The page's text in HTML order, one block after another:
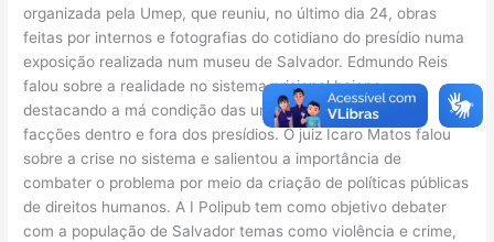
organizada pela Umep, que reuniu, no último dia 24, obras
feitas por internos e fotografias do cotidiano do presídio numa
exposição realizada num museu de Salvador. Edmundo Reis
falou sobre a realidade no sistema prisional baiano,
destacando a má condição das unidades e o papel das
facções dentro e fora dos presídios. O juiz Ícaro Matos falou
sobre a crise no sistema e salientou a importância de
combater o problema por meio da criação de políticas públicas
de direitos humanos. A I Polipub tem como objetivo debater
com a população de Salvador temas como violência e crime,